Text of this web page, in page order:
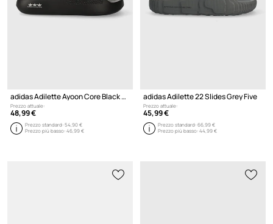
adidas Adilette Ayoon Core Black Cloud White
Prezzo attuale:
48,99 €
Prezzo standard:54,90 €
Prezzo più basso:46,99 €
adidas Adilette 22 Slides Grey Five
Prezzo attuale:
45,99 €
Prezzo standard:66,99 €
Prezzo più basso:44,99 €